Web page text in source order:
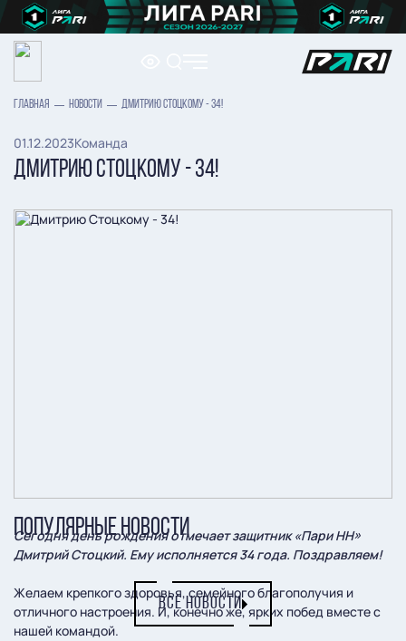
ГЛАВНАЯ НОВОСТИ ДМИТРИЮ СТОЦКОМУ - 34!
01.12.2023Команда
ДМИТРИЮ СТОЦКОМУ - 34!
Сегодня день рождения отмечает защитник «Пари НН»
Дмитрий Стоцкий. Ему исполняется 34 года. Поздравляем!
Желаем крепкого здоровья, семейного благополучия и
отличного настроения. И, конечно же, ярких побед вместе с
нашей командой.
ПОПУЛЯРНЫЕ НОВОСТИ
ВСЕ НОВОСТИ